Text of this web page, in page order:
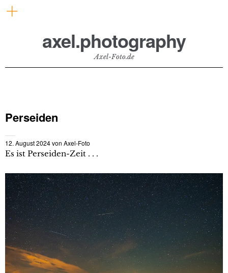
axel.photography
Axel-Foto.de
Perseiden
12. August 2024von Axel-Foto
Es ist Perseiden-Zeit . . .